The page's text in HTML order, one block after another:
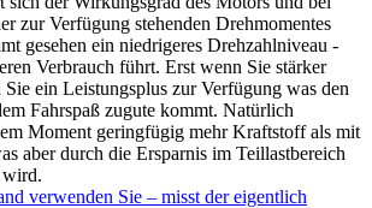
zur Verfügung stehenden Drehmomentes
gesehen ein niedrigeres Drehzahlniveau -
Verbrauch führt. Erst wenn Sie stärker
Sie ein Leistungsplus zur Verfügung was den
Fahrspaß zugute kommt. Natürlich
Moment geringfügig mehr Kraftstoff als mit
aber durch die Ersparnis im Teillastbereich
wird.
verwenden Sie – misst der eigentlich